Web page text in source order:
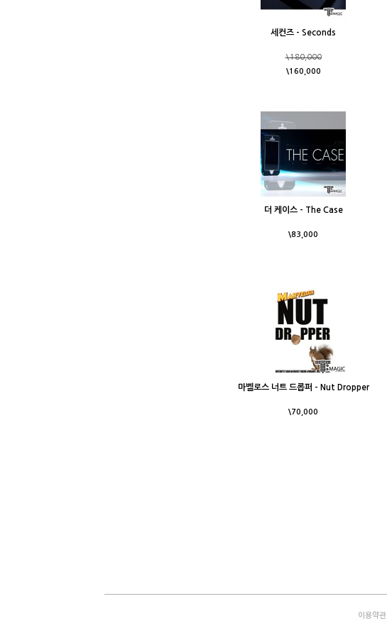
세컨즈 - Seconds
\180,000
\160,000
더 케이스 - The Case
\83,000
마벨로스 너트 드롭퍼 - Nut Dropper
\70,000
이용약관